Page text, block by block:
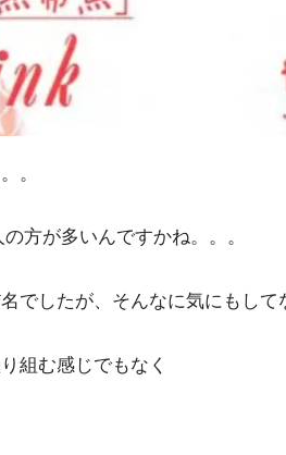
。
方が多いんですかね。。。
でしたが、そんなに気にもして
組む感じでもなく